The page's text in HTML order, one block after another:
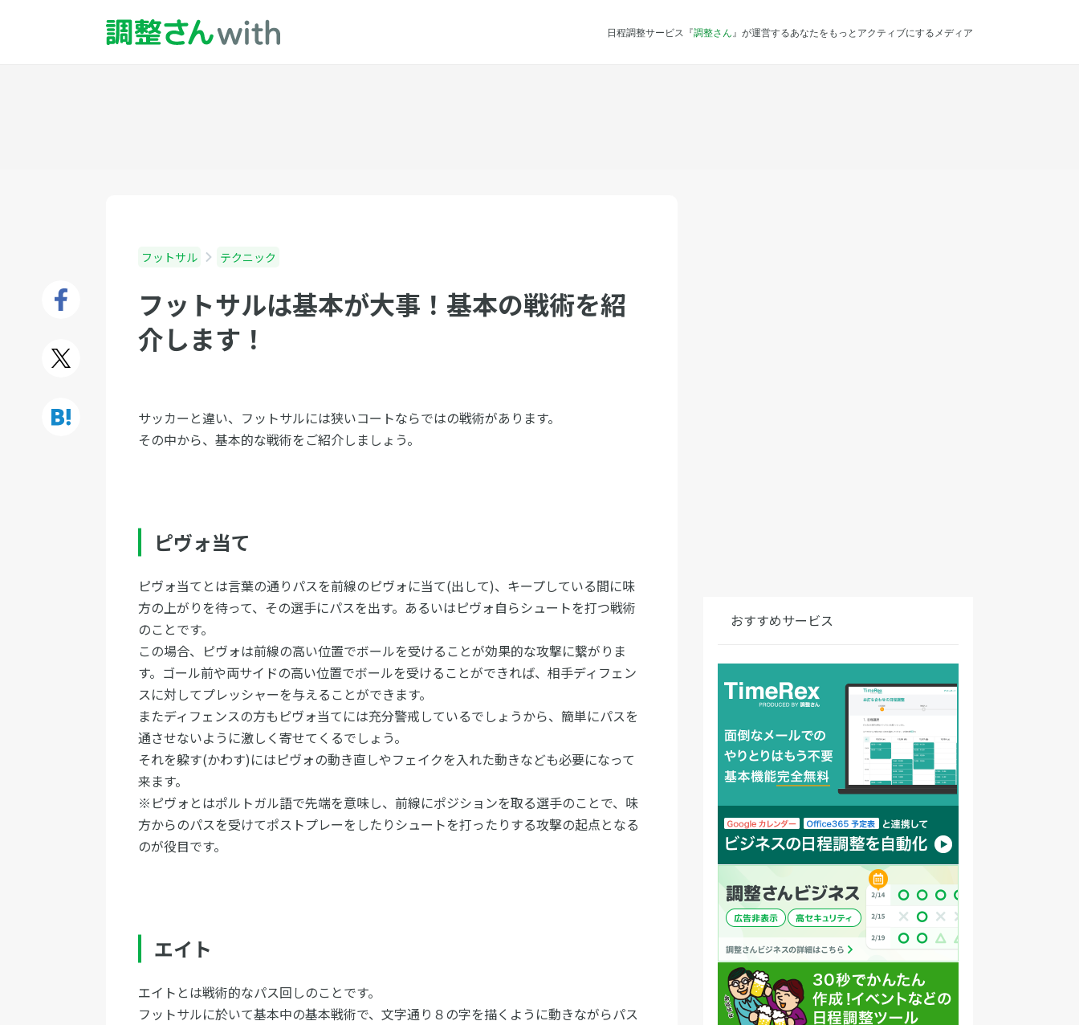
日程調整サービス『調整さん 』が運営するあなたをもっとアクティブにするメディア
フットサル テクニック
フットサルは基本が大事！基本の戦術を紹
介します！
サッカーと違い、フットサルには狭いコートならではの戦術があります。
その中から、基本的な戦術をご紹介しましょう。
ピヴォ当て
ピヴォ当てとは言葉の通りパスを前線のピヴォに当て(出して)、キープしている間に味
方の上がりを待って、その選手にパスを出す。あるいはピヴォ自らシュートを打つ戦術
のことです。
この場合、ピヴォは前線の高い位置でボールを受けることが効果的な攻撃に繋がりま
す。ゴール前や両サイドの高い位置でボールを受けることができれば、相手ディフェン
スに対してプレッシャーを与えることができます。
またディフェンスの方もピヴォ当てには充分警戒しているでしょうから、簡単にパスを
通させないように激しく寄せてくるでしょう。
それを躱す(かわす)にはピヴォの動き直しやフェイクを入れた動きなども必要になって
来ます。
※ピヴォとはポルトガル語で先端を意味し、前線にポジションを取る選手のことで、味
方からのパスを受けてポストプレーをしたりシュートを打ったりする攻撃の起点となる
のが役目です。
エイト
エイトとは戦術的なパス回しのことです。
フットサルに於いて基本中の基本戦術で、文字通り８の字を描くように動きながらパス
おすすめサービス